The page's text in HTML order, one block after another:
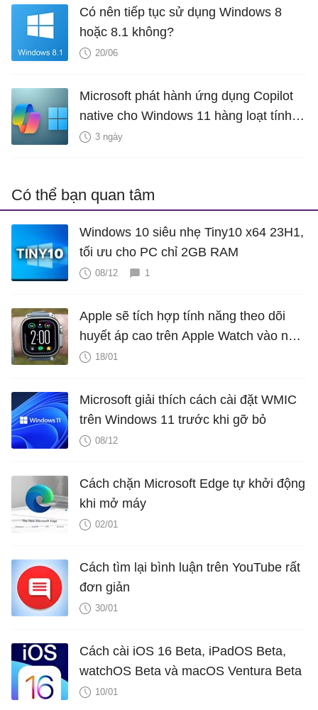
Có nên tiếp tục sử dụng Windows 8
hoặc 8.1 không?
20/06
Microsoft phát hành ứng dụng Copilot
native cho Windows 11 hàng loạt tính
năng mới Hữu Ích
3 ngày
Có thể bạn quan tâm
Windows 10 siêu nhẹ Tiny10 x64 23H1,
tối ưu cho PC chỉ 2GB RAM
08/12 1
Apple sẽ tích hợp tính năng theo dõi
huyết áp cao trên Apple Watch vào năm
2025?
18/01
Microsoft giải thích cách cài đặt WMIC
trên Windows 11 trước khi gỡ bỏ
08/12
Cách chặn Microsoft Edge tự khởi động
khi mở máy
02/01
Cách tìm lại bình luận trên YouTube rất
đơn giản
30/01
Cách cài iOS 16 Beta, iPadOS Beta,
watchOS Beta và macOS Ventura Beta
10/01